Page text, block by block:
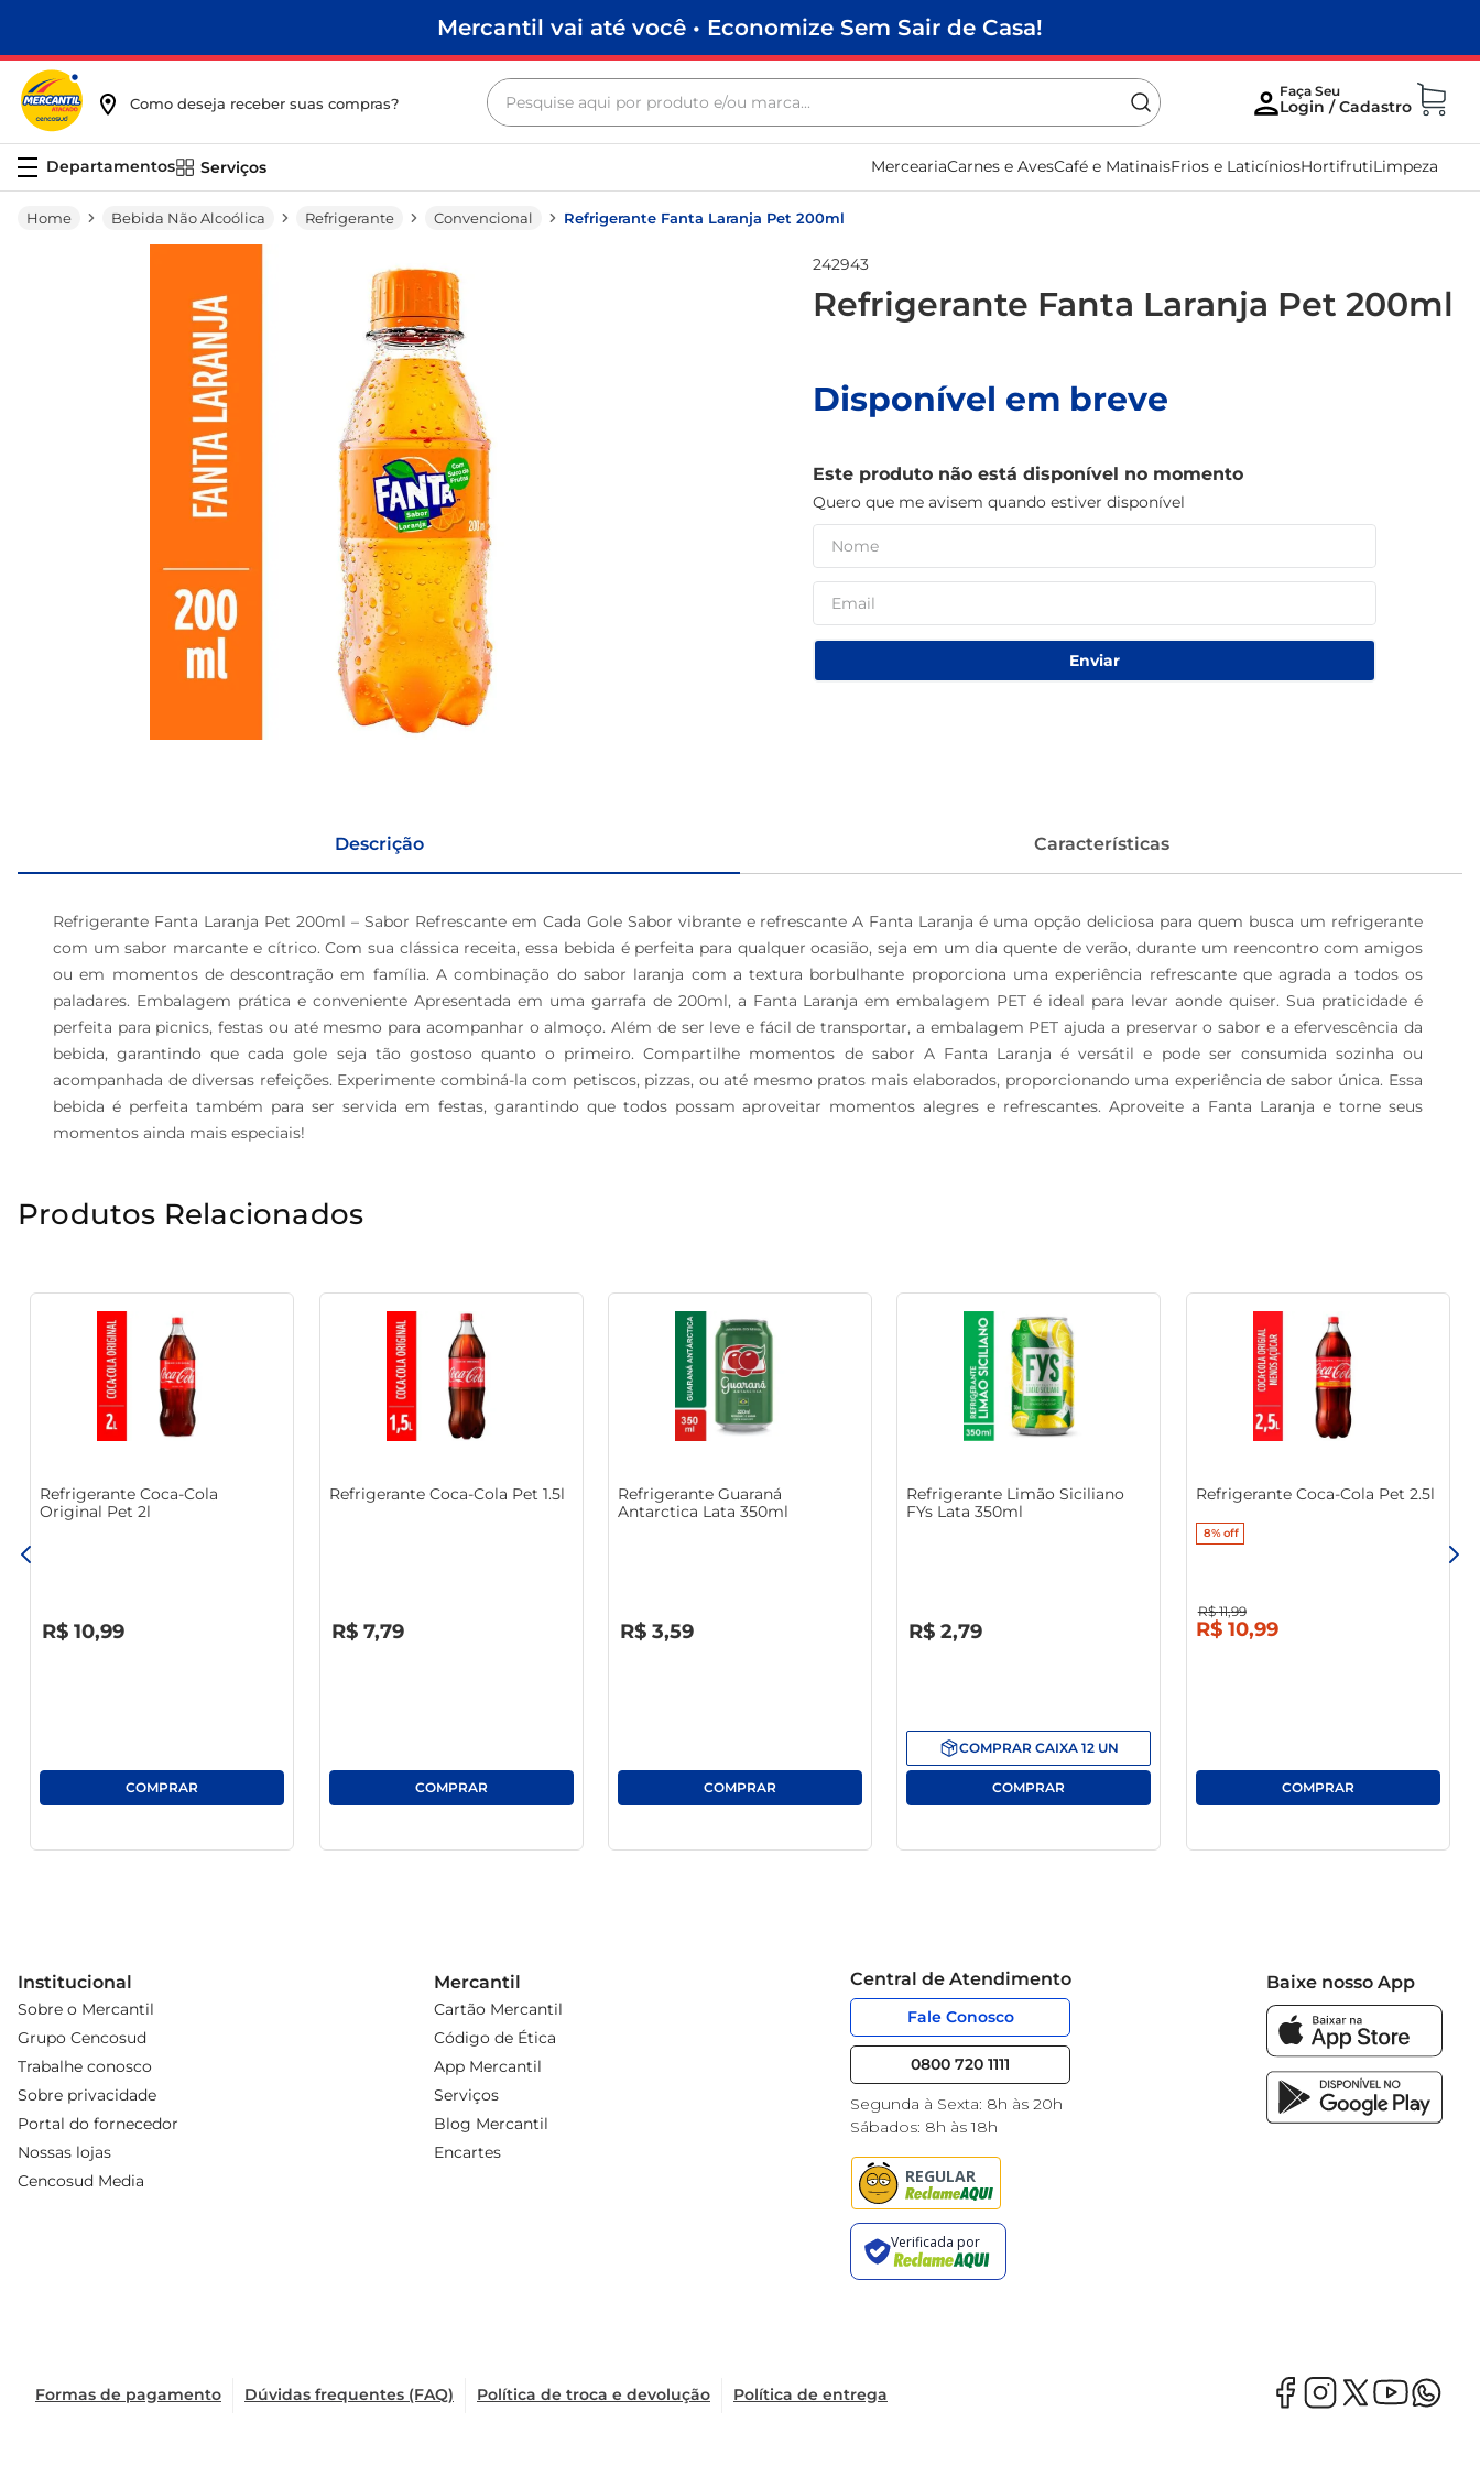
Mercantil vai até você • Economize Sem Sair de Casa!
Como deseja receber suas compras?
Pesquise aqui por produto e/ou marca...
Serviços MerceariaCarnes e AvesCafé e MatinaisFrios e LaticíniosHortifrutiLimpeza
Bebida Não Alcoólica Refrigerante Convencional Refrigerante Fanta Laranja Pet 200ml
242943
Refrigerante Fanta Laranja Pet 200ml
Disponível em breve
Este produto não está disponível no momento
Quero que me avisem quando estiver disponível
Enviar
Descrição Características
Refrigerante Fanta Laranja Pet 200ml – Sabor Refrescante em Cada Gole Sabor vibrante e refrescante A Fanta Laranja é uma opção deliciosa para quem busca um refrigerante
com um sabor marcante e cítrico. Com sua clássica receita, essa bebida é perfeita para qualquer ocasião, seja em um dia quente de verão, durante um reencontro com amigos
ou em momentos de descontração em família. A combinação do sabor laranja com a textura borbulhante proporciona uma experiência refrescante que agrada a todos os
paladares. Embalagem prática e conveniente Apresentada em uma garrafa de 200ml, a Fanta Laranja em embalagem PET é ideal para levar aonde quiser. Sua praticidade é
perfeita para picnics, festas ou até mesmo para acompanhar o almoço. Além de ser leve e fácil de transportar, a embalagem PET ajuda a preservar o sabor e a efervescência da
bebida, garantindo que cada gole seja tão gostoso quanto o primeiro. Compartilhe momentos de sabor A Fanta Laranja é versátil e pode ser consumida sozinha ou
acompanhada de diversas refeições. Experimente combiná-la com petiscos, pizzas, ou até mesmo pratos mais elaborados, proporcionando uma experiência de sabor única. Essa
bebida é perfeita também para ser servida em festas, garantindo que todos possam aproveitar momentos alegres e refrescantes. Aproveite a Fanta Laranja e torne seus
momentos ainda mais especiais!
Produtos Relacionados
Refrigerante Coca-Cola
Original Pet 2l
R$ 10,99
Refrigerante Coca-Cola Pet 1.5l
R$ 7,79
Refrigerante Guaraná
Antarctica Lata 350ml
R$ 3,59
Refrigerante Limão Siciliano
FYs Lata 350ml
R$ 2,79
COMPRAR CAIXA 12 UN
Refrigerante Coca-Cola Pet 2.5l
8%off
R$ 11,99
R$ 10,99
Institucional
Sobre o Mercantil
Grupo Cencosud
Trabalhe conosco
Sobre privacidade
Portal do fornecedor
Nossas lojas
Cencosud Media
Mercantil
Cartão Mercantil
Código de Ética
App Mercantil
Serviços
Blog Mercantil
Encartes
Central de Atendimento
Fale Conosco
0800 720 1111
Segunda à Sexta: 8h às 20h
Sábados: 8h às 18h
Baixe nosso App
Formas de pagamento Dúvidas frequentes (FAQ) Política de troca e devolução Política de entrega
frango